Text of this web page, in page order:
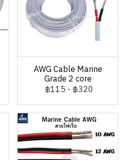
AWG Cable Marine
Grade 2 core
฿115 - ฿320